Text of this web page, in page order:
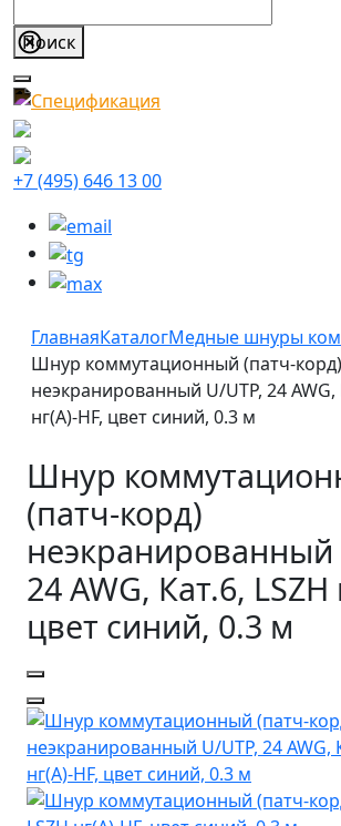
+7 (495) 646 13 00
ГлавнаяКаталогМедные шнуры
Шнур коммутационный (патч-корд)
неэкранированный U/UTP, 24 AWG,
нг(А)-HF, цвет синий, 0.3 м
Шнур
(патч-корд)
неэкранированный
24 AWG, Кат.6, LSZH
цвет синий, 0.3 м